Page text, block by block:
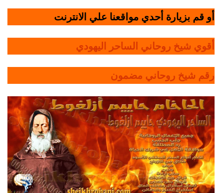
أو قم بزيارة أحدي مواقعنا علي الانترنت
أقوي شيخ روحاني الساحر اليهودي
رقم شيخ روحاني مضمون